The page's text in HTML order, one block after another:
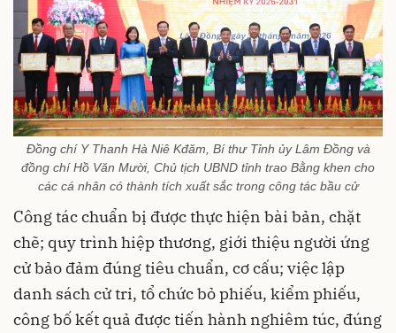
Đồng chí Y Thanh Hà Niê Kđăm, Bí thư Tỉnh ủy Lâm Đồng và
đồng chí Hồ Văn Mười, Chủ tịch UBND tỉnh trao Bằng khen cho
các cá nhân có thành tích xuất sắc trong công tác bầu cử
Công tác chuẩn bị được thực hiện bài bản, chặt
chẽ; quy trình hiệp thương, giới thiệu người ứng
cử bảo đảm đúng tiêu chuẩn, cơ cấu; việc lập
danh sách cử tri, tổ chức bỏ phiếu, kiểm phiếu,
công bố kết quả được tiến hành nghiêm túc, đúng